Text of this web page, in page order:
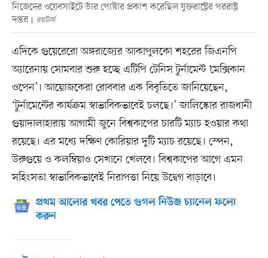
নিজেদের ওয়েবসাইটে তাঁর পোস্টার প্রকাশ করেছিল যুক্তরাষ্ট্রের পররাষ্ট্র
দপ্তর
রয়টার্স
এদিকে গুয়েরেরো অঙ্গরাজ্যের আকাপুলকো শহরের জিএনপি
অ্যারেনায় সোমবার শুরু হচ্ছে এটিপি টেনিস টুর্নামেন্ট ‘মেক্সিকান
ওপেন’। আয়োজকেরা রোববার এক বিবৃতিতে জানিয়েছেন,
‘টুর্নামেন্টের কার্যক্রম স্বাভাবিকভাবেই চলছে।’ জালিস্কোর রাজধানী
গুয়াদালাহারায় আগামী জুনে বিশ্বকাপের চারটি ম্যাচ হওয়ার কথা
রয়েছে। এর মধ্যে দক্ষিণ কোরিয়ার দুটি ম্যাচ রয়েছে। স্পেন,
উরুগুয়ে ও কলম্বিয়াও সেখানে খেলবে। বিশ্বকাপের আগে এমন
সহিংসতা স্বাভাবিকভাবেই নিরাপত্তা নিয়ে উদ্বেগ বাড়াবে।
প্রথম আলোর খবর পেতে গুগল নিউজ চ্যানেল ফলো
করুন